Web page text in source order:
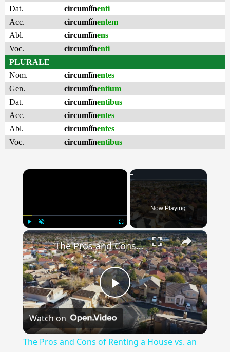
Dat.
circumlĭnenti
Acc.
circumlĭnentem
Abl.
circumlĭnens
Voc.
circumlĭnenti
PLURALE
Nom.
circumlĭnentes
Gen.
circumlĭnentium
Dat.
circumlĭnentibus
Acc.
circumlĭnentes
Abl.
circumlĭnentes
Voc.
circumlĭnentibus
×
Play Unmute Fullscreen
Now Playing
×
Play
Video
The Pros and Cons of Renting a House vs. an Apartment
Watch on
The Pros and Cons of Renting a House vs. an